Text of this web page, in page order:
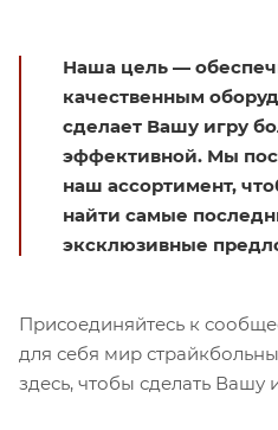
Наша цель —
качественным
сделает Вашу игру
эффективной. Мы
наш ассортимент,
найти самые
эксклюзивные
Присоединяйтесь к
для себя мир
здесь, чтобы сделать Вашу